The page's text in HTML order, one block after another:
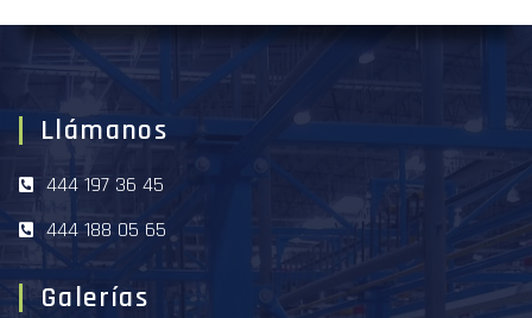
Llámanos
444 197 36 45
444 188 05 65
Galerías